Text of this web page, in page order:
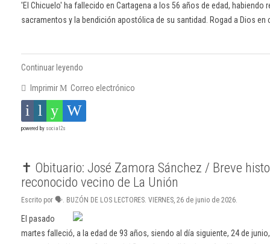
'El Chicuelo' ha fallecido en Cartagena a los 56 años de edad, habiendo
sacramentos y la bendición apostólica de su santidad. Rogad a Dios en
Continuar leyendo
Imprimir Correo electrónico
powered by social2s
✝️ Obituario: José Zamora Sánchez / Breve
reconocido vecino de La Unión
Escrito por 🗣. BUZÓN DE LOS LECTORES. VIERNES, 26 de junio de 2026.
El pasado
martes falleció, a la edad de 93 años, siendo al día siguiente, 24 de